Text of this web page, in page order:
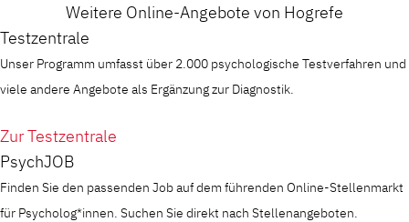
Weitere Online-Angebote von Hogrefe
Testzentrale
Unser Programm umfasst über 2.000 psychologische Testverfahren und
viele andere Angebote als Ergänzung zur Diagnostik.
Zur Testzentrale
PsychJOB
Finden Sie den passenden Job auf dem führenden Online-Stellenmarkt
für Psycholog*innen. Suchen Sie direkt nach Stellenangeboten.